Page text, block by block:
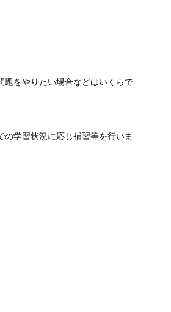
題をやりたい場合などはいくらで
学習状況に応じ補習等を行いま